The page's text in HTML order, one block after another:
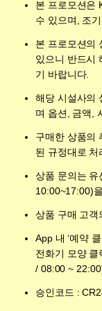
본 프로모션은
수 있으며, 조
본 프로모션의
있으니 반드시
기 바랍니다.
해당 시설사의
며 옵션, 금액,
구매한 상품의
된 규정대로 처
상품 문의는 유
10:00~17:00)
상품 구매 고객
App 내 ‘예약
전화기 모양
/ 08:00 ~
승인코드 :